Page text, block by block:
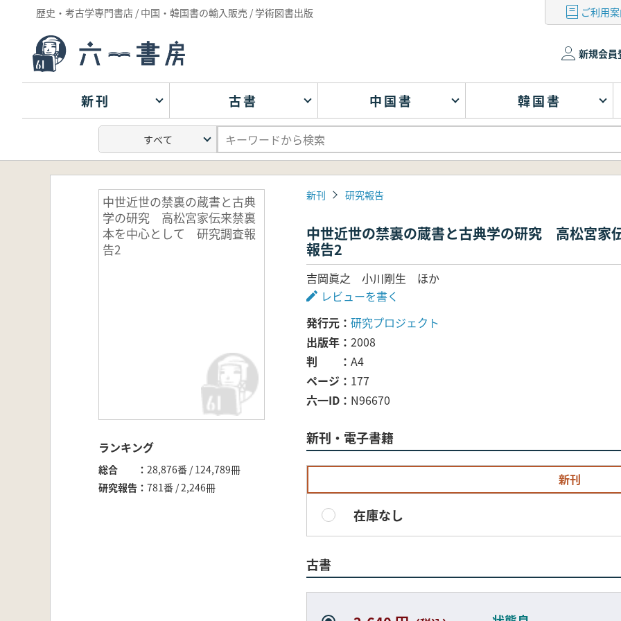
歴史・考古学専門書店 / 中国・韓国書の輸入販売 / 学術図書出版 ご利用
新規会員
新刊 古書 中国書 韓国書
中世近世の禁裏の蔵書と古典
学の研究 高松宮家伝来禁裏
本を中心として 研究調査報
告2
ランキング
総合
28,876番 / 124,789冊
研究報告
781番 / 2,246冊
新刊 研究報告
中世近世の禁裏の蔵書と古典学の研究 高松宮
報告2
吉岡眞之 小川剛生 ほか
レビューを書く
発行元
研究プロジェクト
出版年
2008
判
A4
ページ
177
六一ID
N96670
新刊・電子書籍
新刊
在庫なし
古書